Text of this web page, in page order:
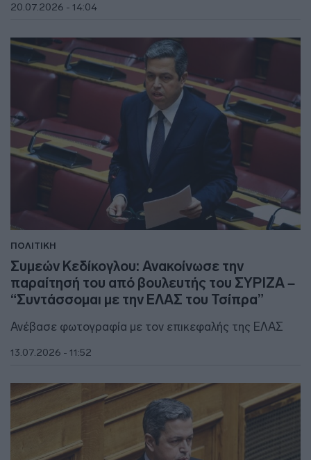
20.07.2026 - 14:04
ΠΟΛΙΤΙΚΗ
Συμεών Κεδίκογλου: Ανακοίνωσε την
παραίτησή του από βουλευτής του ΣΥΡΙΖΑ –
“Συντάσσομαι με την ΕΛΑΣ του Τσίπρα”
Ανέβασε φωτογραφία με τον επικεφαλής της ΕΛΑΣ
13.07.2026 - 11:52